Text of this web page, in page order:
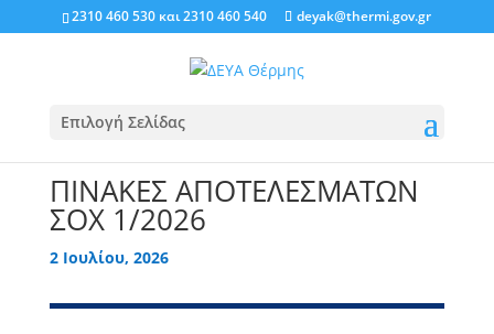
2310 460 530 και2310 460 540 deyak@thermi.gov.gr
Επιλογή Σελίδας
ΠΙΝΑΚΕΣ ΑΠΟΤΕΛΕΣΜΑΤΩΝ
ΣΟΧ 1/2026
2 Ιουλίου, 2026